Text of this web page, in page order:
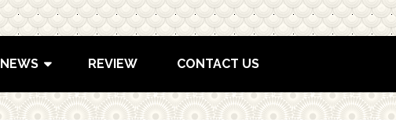
NEWS REVIEW CONTACT US